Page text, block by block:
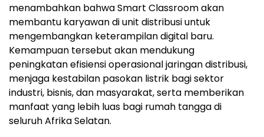
menambahkan bahwa Smart Classroom akan
membantu karyawan di unit distribusi untuk
mengembangkan keterampilan digital baru.
Kemampuan tersebut akan mendukung
peningkatan efisiensi operasional jaringan distribusi,
menjaga kestabilan pasokan listrik bagi sektor
industri, bisnis, dan masyarakat, serta memberikan
manfaat yang lebih luas bagi rumah tangga di
seluruh Afrika Selatan.